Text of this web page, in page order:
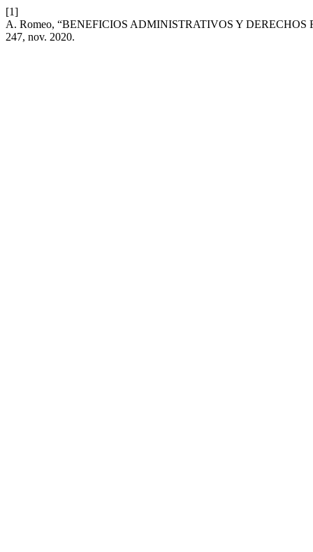
[1]
A. Romeo, “BENEFICIOS ADMINISTRATIVOS Y
247, nov. 2020.